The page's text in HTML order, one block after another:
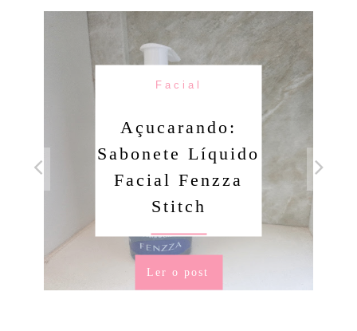
Facial
Açucarando:
Sabonete Líquido
Facial Fenzza
Stitch
Ler o post